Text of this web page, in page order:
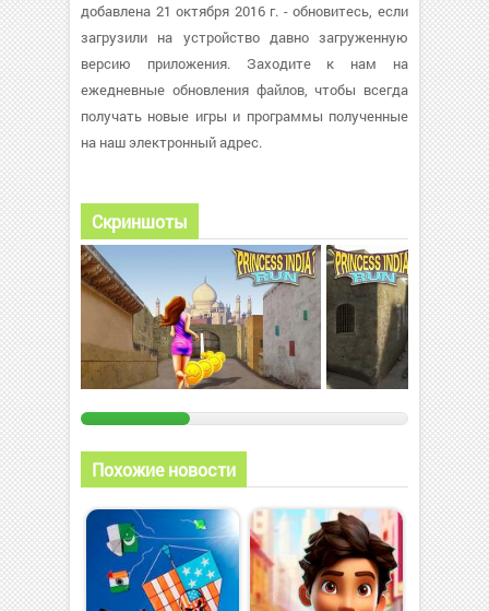
добавлена 21 октября 2016 г. - обновитесь, если
загрузили на устройство давно загруженную
версию приложения. Заходите к нам на
ежедневные обновления файлов, чтобы всегда
получать новые игры и программы полученные
на наш электронный адрес.
Скриншоты
Похожие новости